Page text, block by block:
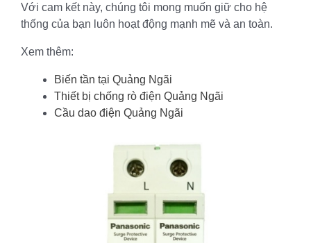
Với cam kết này, chúng tôi mong muốn giữ cho hệ
thống của bạn luôn hoạt động mạnh mẽ và an toàn.
Xem thêm:
Biến tần tại Quảng Ngãi
Thiết bị chống rò điện Quảng Ngãi
Cầu dao điện Quảng Ngãi